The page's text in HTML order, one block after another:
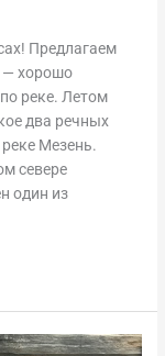
Предлагаем
— хорошо
реке. Летом
два речных
Мезень.
севере
один из